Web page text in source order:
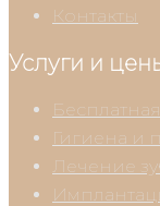
Контакты
Услуги и
Гигиена и
Лечение